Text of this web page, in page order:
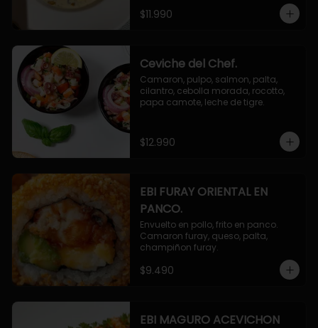
$11.990
Ceviche del Chef.
Camaron, pulpo, salmon, palta,
cilantro, cebolla morada, rocotto,
papa camote, leche de tigre.
$12.990
EBI FURAY ORIENTAL EN
PANCO.
Envuelto en pollo, frito en panco.
Camaron furay, queso, palta,
champiñon furay.
$9.490
EBI MAGURO ACEVICHON